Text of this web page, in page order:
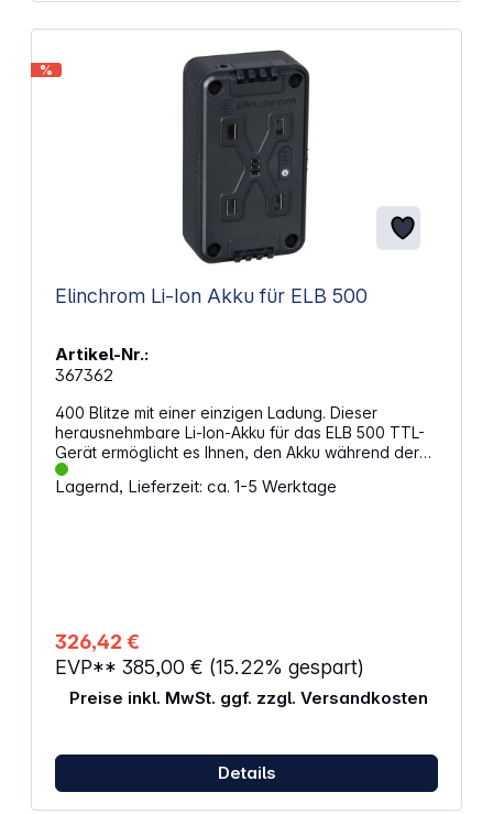
%
Elinchrom Li-Ion Akku für ELB 500
Artikel-Nr.:
367362
400 Blitze mit einer einzigen Ladung. Dieser
herausnehmbare Li-Ion-Akku für das ELB 500 TTL-
Gerät ermöglicht es Ihnen, den Akku während der
Aufnahme aufzuladen, was den Einsatz im Studio
und vor Ort erleichtert. Eigenschaften: Für ELB 500
Lagernd, Lieferzeit: ca. 1-5 Werktage
326,42 €
EVP** 385,00 € (15.22% gespart)
Preise inkl. MwSt. ggf. zzgl. Versandkosten
Details